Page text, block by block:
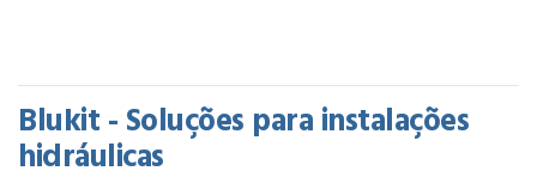
Blukit - Soluções para instalações
hidráulicas